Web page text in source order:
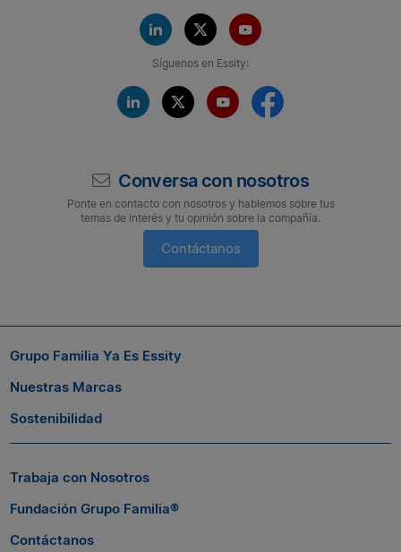
Síguenos en Essity:
Conversa con nosotros
Ponte en contacto con nosotros y hablemos sobre tus
temas de interés y tu opinión sobre la compañía.
Contáctanos
Si quieres seguir conectado con nosotros, suscríbete al boletín
de Grupo Familia® y entérate a tiempo de las novedades.
Grupo Familia Ya Es Essity
Nuestras Marcas
Sostenibilidad
Trabaja con Nosotros
Fundación Grupo Familia®
Contáctanos